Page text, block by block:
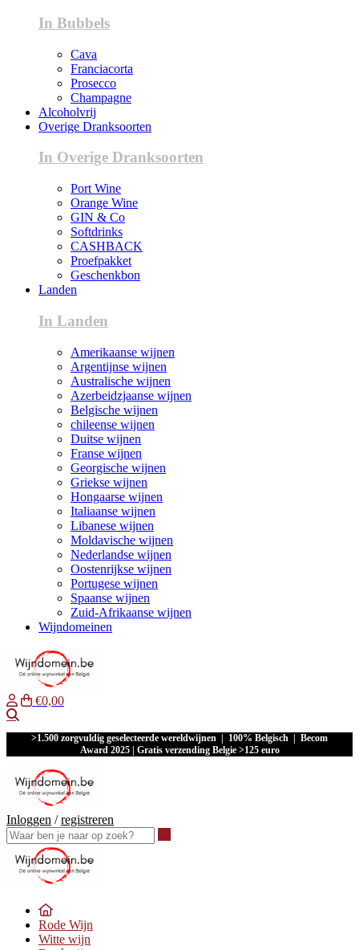
In Bubbels
Cava
Franciacorta
Prosecco
Champagne
Alcoholvrij
Overige Dranksoorten
In Overige Dranksoorten
Port Wine
Orange Wine
GIN & Co
Softdrinks
CASHBACK
Proefpakket
Geschenkbon
Landen
In Landen
Amerikaanse wijnen
Argentijnse wijnen
Australische wijnen
Azerbeidzjaanse wijnen
Belgische wijnen
chileense wijnen
Duitse wijnen
Franse wijnen
Georgische wijnen
Griekse wijnen
Hongaarse wijnen
Italiaanse wijnen
Libanese wijnen
Moldavische wijnen
Nederlandse wijnen
Oostenrijkse wijnen
Portugese wijnen
Spaanse wijnen
Zuid-Afrikaanse wijnen
Wijndomeinen
€0,00
>1.500 zorgvuldig geselecteerde wereldwijnen | 100% Belgisch | Becom
Award 2025 | Gratis verzending Belgie >125 euro
Inloggen /registreren
Rode Wijn
Witte wijn